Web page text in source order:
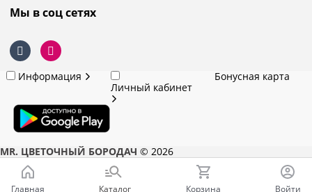
Мы в соц сетях
Информация
Личный кабинет
Бонусная карта
MR. ЦВЕТОЧНЫЙ БОРОДАЧ © 2026
Главная Каталог Корзина Войти